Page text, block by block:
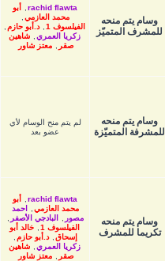
وسام يتم منحه
للمشرف المتميّز
rachid flawta
أبو
محمد العازمي
الفيلسوف 1
د.أبو حازم
زكريا العمري
شاهين
صقر
معتز شاور
وسام يتم منحه
للمشرفة المتميّزة
لم يتم منح الوسام لأي
عضو بعد
وسام يتم منحه
تكريما للمشرف
rachid flawta
أبو
محمد العازمي
احمد
مصور
البادجي الأصفر
الفيلسوف 1
خالد أبو
إسحاق
,د.أبو حازم
زكريا العمري
شاهين
صقر
معتز شاور